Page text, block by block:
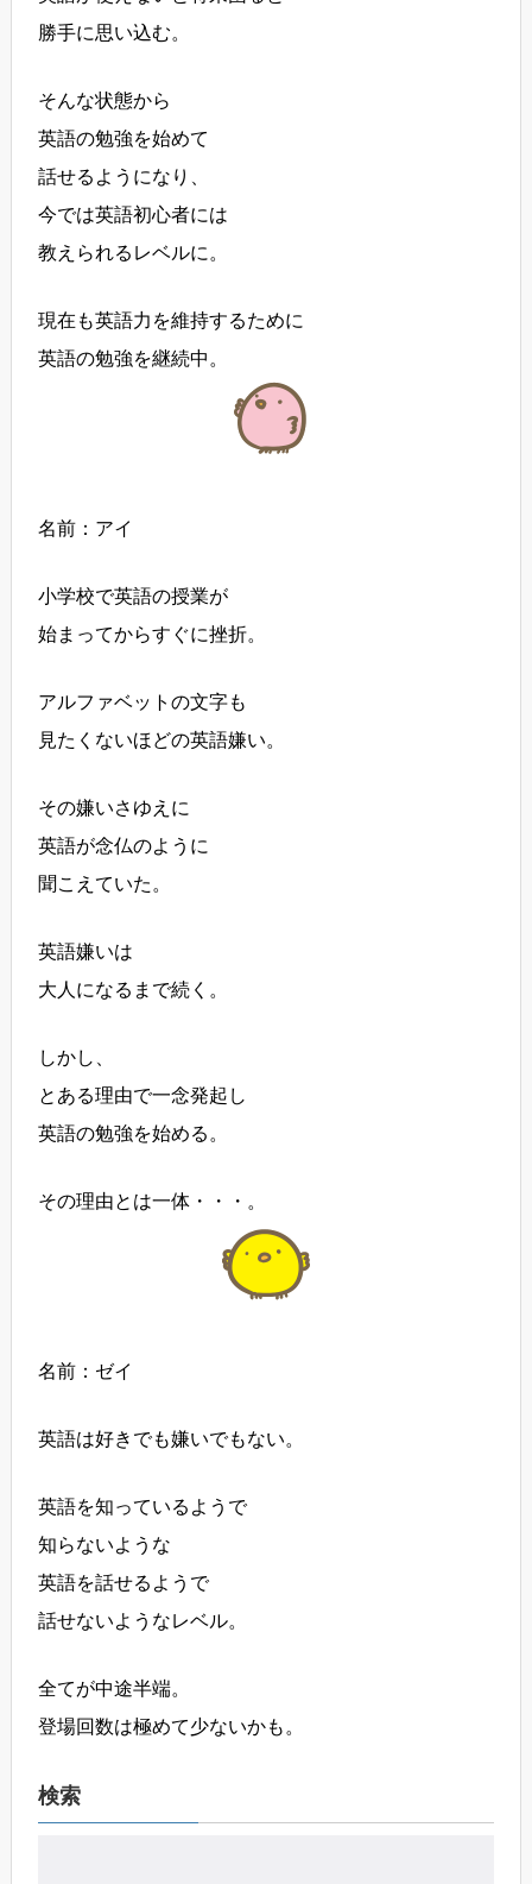
勝手に思い込む。
そんな状態から
英語の勉強を始めて
話せるようになり、
今では英語初心者には
教えられるレベルに。
現在も英語力を維持するために
英語の勉強を継続中。
名前：アイ
小学校で英語の授業が
始まってからすぐに挫折。
アルファベットの文字も
見たくないほどの英語嫌い。
その嫌いさゆえに
英語が念仏のように
聞こえていた。
英語嫌いは
大人になるまで続く。
しかし、
とある理由で一念発起し
英語の勉強を始める。
その理由とは一体・・・。
名前：ゼイ
英語は好きでも嫌いでもない。
英語を知っているようで
知らないような
英語を話せるようで
話せないようなレベル。
全てが中途半端。
登場回数は極めて少ないかも。
検索